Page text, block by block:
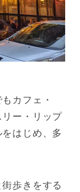
カフェ・
リー・リップ
はじめ、多
歩きをする